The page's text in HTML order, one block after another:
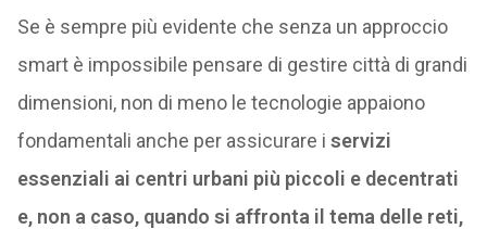
Se è sempre più evidente che senza un approccio
smart è impossibile pensare di gestire città di grandi
dimensioni, non di meno le tecnologie appaiono
fondamentali anche per assicurare i servizi
essenziali ai centri urbani più piccoli e decentrati
e, non a caso, quando si affronta il tema delle reti,